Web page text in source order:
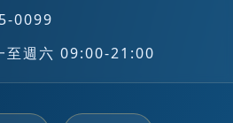
0099
至週六 09:00-21:00